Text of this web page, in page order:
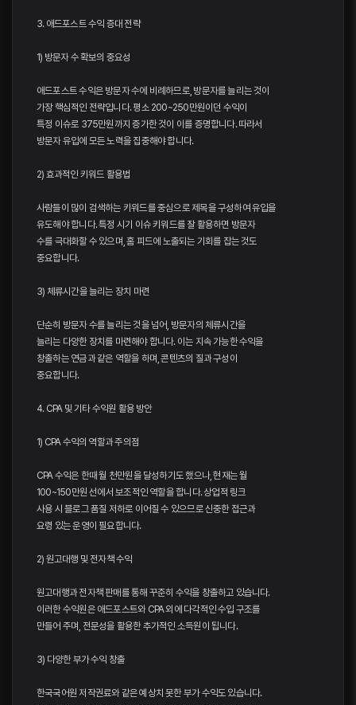
3. 애드포스트 수익 증대 전략
1) 방문자 수 확보의 중요성
애드포스트 수익은 방문자 수에 비례하므로, 방문자를 늘리는 것이
가장 핵심적인 전략입니다. 평소 200~250만원이던 수익이
특정 이슈로 375만원까지 증가한 것이 이를 증명합니다. 따라서
방문자 유입에 모든 노력을 집중해야 합니다.
2) 효과적인 키워드 활용법
사람들이 많이 검색하는 키워드를 중심으로 제목을 구성하여 유입을
유도해야 합니다. 특정 시기 이슈 키워드를 잘 활용하면 방문자
수를 극대화할 수 있으며, 홈 피드에 노출되는 기회를 잡는 것도
중요합니다.
3) 체류시간을 늘리는 장치 마련
단순히 방문자 수를 늘리는 것을 넘어, 방문자의 체류시간을
늘리는 다양한 장치를 마련해야 합니다. 이는 지속 가능한 수익을
창출하는 연금과 같은 역할을 하며, 콘텐츠의 질과 구성이
중요합니다.
4. CPA 및 기타 수익원 활용 방안
1) CPA 수익의 역할과 주의점
CPA 수익은 한때 월 천만원을 달성하기도 했으나, 현재는 월
100~150만원 선에서 보조적인 역할을 합니다. 상업적 링크
사용 시 블로그 품질 저하로 이어질 수 있으므로 신중한 접근과
요령 있는 운영이 필요합니다.
2) 원고대행 및 전자책 수익
원고대행과 전자책 판매를 통해 꾸준히 수익을 창출하고 있습니다.
이러한 수익원은 애드포스트와 CPA 외에 다각적인 수입 구조를
만들어 주며, 전문성을 활용한 추가적인 소득원이 됩니다.
3) 다양한 부가 수익 창출
한국국어원 저작권료와 같은 예상치 못한 부가 수익도 있습니다.